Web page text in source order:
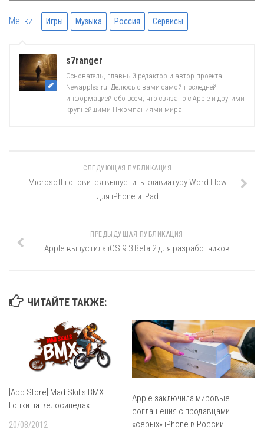
Метки: Игры Музыка Россия Сервисы
s7ranger
Основатель, главный редактор и автор проекта
Newapples.ru. Делюсь с вами самой последней
информацией обо всём, что связано с Apple и другими
крупнейшими IT-компаниями мира.
СЛЕДУЮЩАЯ ПУБЛИКАЦИЯ
Microsoft готовится выпустить клавиатуру Word Flow
для iPhone и iPad
ПРЕДЫДУЩАЯ ПУБЛИКАЦИЯ
Apple выпустила iOS 9.3 Beta 2 для разработчиков
ЧИТАЙТЕ ТАКЖЕ:
[App Store] Mad Skills BMX.
Гонки на велосипедах
20/08/2012
Apple заключила мировые
соглашения с продавцами
«серых» iPhone в России